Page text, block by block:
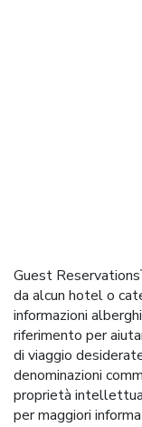
Guest
da alcun hotel o
informazioni
riferimento per
di viaggio
denominazioni
proprietà
per maggiori